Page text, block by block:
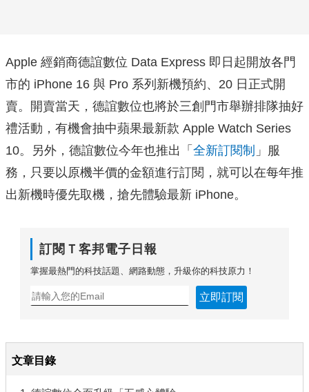
Apple 經銷商德誼數位 Data Express 即日起開放各門
市的 iPhone 16 與 Pro 系列新機預約、20 日正式開
賣。開賣當天，德誼數位也將於三創門市舉辦排隊抽好
禮活動，有機會抽中蘋果最新款 Apple Watch Series
10。另外，德誼數位今年也推出「 全新訂閱制 」服
務，只要以原機半價的金額進行訂閱，就可以在每年推
出新機時優先取機，搶先體驗最新 iPhone。
訂閱Ｔ客邦電子日報
掌握最熱門的科技話題、網路動態，升級你的科技原力！
立即訂閱
文章目錄